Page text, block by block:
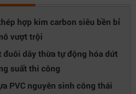
hợp kim carbon siêu bền bỉ
vượt trội
đuôi dây thừa tự động hóa dứt
suất thi công
PVC nguyên sinh công thái